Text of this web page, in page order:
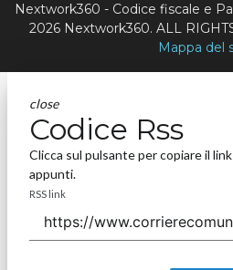
Nextwork360 - Codice fiscale e
2026 Nextwork360. ALL
Mappa del
close
Codice Rss
Clicca sul pulsante per copiare il link
appunti.
RSS link